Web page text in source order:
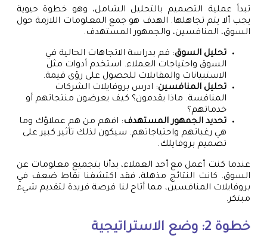
تبدأ عملية التصميم بالتحليل الشامل، وهو خطوة حيوية
يجب ألا يتم تجاهلها. الهدف هو جمع المعلومات اللازمة حول
السوق، المنافسين، والجمهور المستهدف.
تحليل السوق: قم بدراسة الاتجاهات الحالية في
السوق واحتياجات العملاء. استخدم أدوات مثل
الاستبيانات والمقابلات للحصول على رؤى قيمة.
تحليل المنافسين: ادرس بروفايلات الشركات
المنافسة. ماذا يقدمون؟ كيف يعرضون منتجاتهم أو
خدماتهم؟
تحديد الجمهور المستهدف: افهم من هم عملاؤك وما
هي رغباتهم واحتياجاتهم. سيكون لذلك تأثير كبير على
تصميم بروفايلك.
عندما كنت أعمل مع أحد العملاء، بدأنا بتجميع معلومات عن
السوق. كانت النتائج مذهلة، فقد اكتشفنا نقاط ضعف في
بروفايلات المنافسين، مما أتاح لنا فرصة فريدة لتقديم شيء
مبتكر.
خطوة 2: وضع الاستراتيجية